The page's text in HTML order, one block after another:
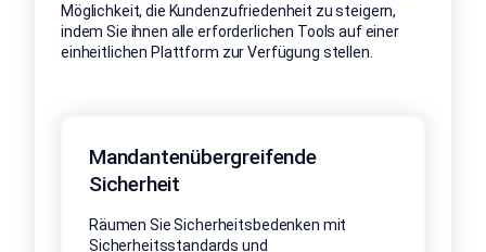
Möglichkeit, die Kundenzufriedenheit zu steigern,
indem Sie ihnen alle erforderlichen Tools auf einer
einheitlichen Plattform zur Verfügung stellen.
Mandantenübergreifende
Sicherheit
Räumen Sie Sicherheitsbedenken mit
Sicherheitsstandards und